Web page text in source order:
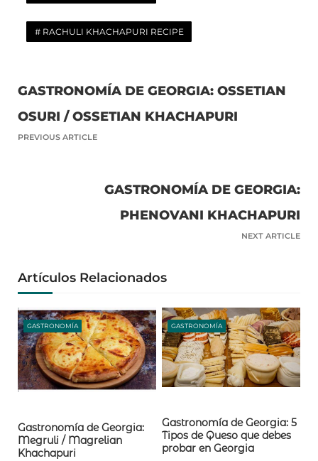
RACHULI KHACHAPURI RECIPE
GASTRONOMÍA DE GEORGIA: OSSETIAN
OSURI / OSSETIAN KHACHAPURI
PREVIOUS ARTICLE
GASTRONOMÍA DE GEORGIA:
PHENOVANI KHACHAPURI
NEXT ARTICLE
Artículos Relacionados
GASTRONOMÍA
Gastronomía de Georgia:
Megruli / Magrelian
Khachapuri
GASTRONOMÍA
Gastronomía de Georgia: 5
Tipos de Queso que debes
probar en Georgia